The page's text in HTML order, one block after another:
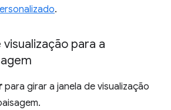
.
para a
para girar a janela de visualização